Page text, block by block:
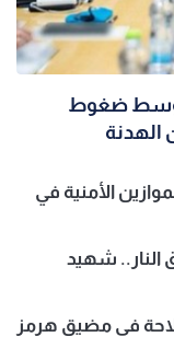
وسط ضغوط
الهدنة
الأمنية في
النار.. شهيد
في مضيق هرمز